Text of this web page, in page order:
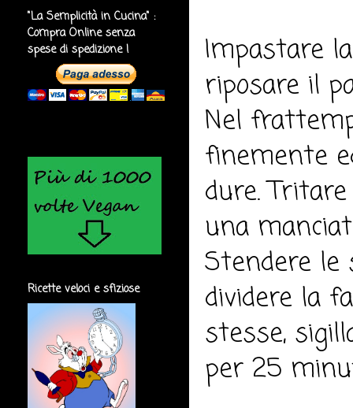
Impastare
riposare il
Nel
finemente
dure.
una
Stendere le
dividere la
stesse,
per 25
"La Semplicità in Cucina" :
Compra Online senza
spese di spedizione !
Ricette veloci e sfiziose